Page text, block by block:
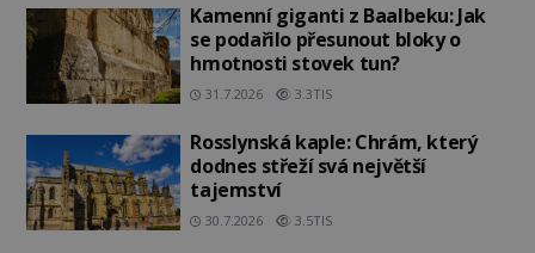
Kamenní giganti z Baalbeku: Jak
se podařilo přesunout bloky o
hmotnosti stovek tun?
31.7.2026 3.3TIS
Rosslynská kaple: Chrám, který
dodnes střeží svá největší
tajemství
30.7.2026 3.5TIS